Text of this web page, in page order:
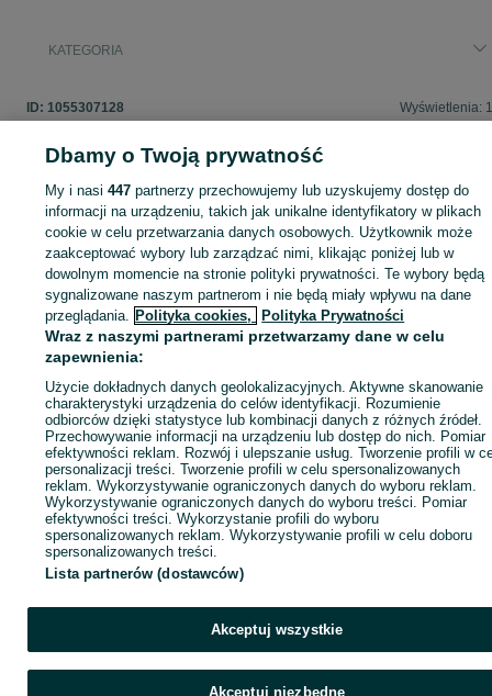
KATEGORIA
ID: 1055307128 Wyświetlenia:
Zaloguj się lub załóż konto na OLX, aby skontaktować się z
sprzedającym
Zaloguj się / Załóż konto
Dbamy o Twoją prywatność
My i nasi447 partnerzy przechowujemy lub uzyskujemy dostęp do
informacji na urządzeniu, takich jak unikalne identyfikatory w plikach
cookie w celu przetwarzania danych osobowych. Użytkownik może
zaakceptować wybory lub zarządzać nimi, klikając poniżej lub w
dowolnym momencie na stronie polityki prywatności. Te wybory będą
sygnalizowane naszym partnerom i nie będą miały wpływu na dane
przeglądania. Polityka cookies, Polityka Prywatności
Wraz z naszymi partnerami przetwarzamy dane w celu
zapewnienia:
Użycie dokładnych danych geolokalizacyjnych. Aktywne skanowanie
charakterystyki urządzenia do celów identyfikacji. Rozumienie
odbiorców dzięki statystyce lub kombinacji danych z różnych źródeł.
Przechowywanie informacji na urządzeniu lub dostęp do nich. Pomiar
efektywności reklam. Rozwój i ulepszanie usług. Tworzenie profili w
personalizacji treści. Tworzenie profili w celu spersonalizowanych
reklam. Wykorzystywanie ograniczonych danych do wyboru reklam.
Wykorzystywanie ograniczonych danych do wyboru treści. Pomiar
efektywności treści. Wykorzystanie profili do wyboru
spersonalizowanych reklam. Wykorzystywanie profili w celu doboru
spersonalizowanych treści.
Lista partnerów (dostawców)
Akceptuj wszystkie
Akceptuj niezbędne